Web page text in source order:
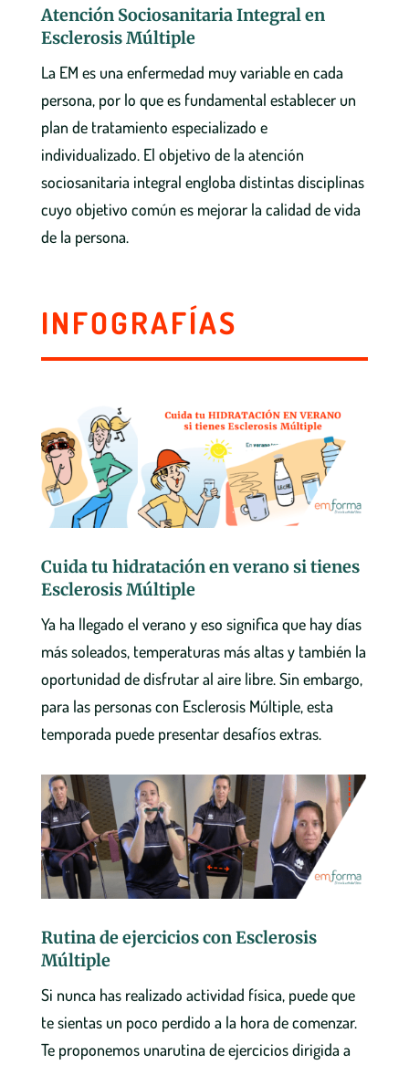
Atención Sociosanitaria Integral en
Esclerosis Múltiple
La EM es una enfermedad muy variable en cada
persona, por lo que es fundamental establecer un
plan de tratamiento especializado e
individualizado. El objetivo de la atención
sociosanitaria integral engloba distintas disciplinas
cuyo objetivo común es mejorar la calidad de vida
de la persona.
INFOGRAFÍAS
Cuida tu hidratación en verano si tienes
Esclerosis Múltiple
Ya ha llegado el verano y eso significa que hay días
más soleados, temperaturas más altas y también la
oportunidad de disfrutar al aire libre. Sin embargo,
para las personas con Esclerosis Múltiple, esta
temporada puede presentar desafíos extras.
Rutina de ejercicios con Esclerosis
Múltiple
Si nunca has realizado actividad física, puede que
te sientas un poco perdido a la hora de comenzar.
Te proponemos unarutina de ejercicios dirigida a